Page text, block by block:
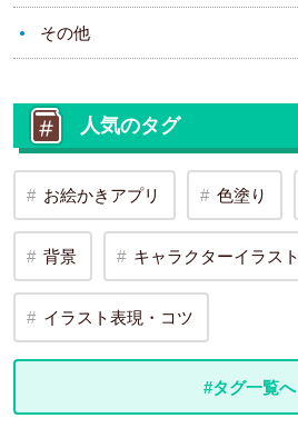
その他
人気のタグ
お絵かきアプリ 色塗り
背景 キャラクターイラスト
イラスト表現・コツ
#タグ一覧へ